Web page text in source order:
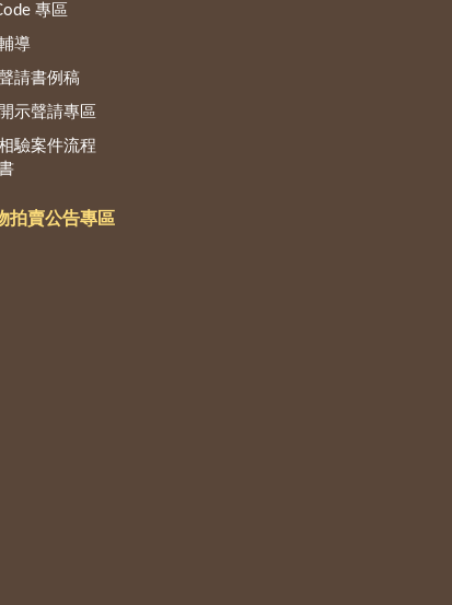
專區
導
請書例稿
示聲請專區
驗案件流程
拍賣公告專區